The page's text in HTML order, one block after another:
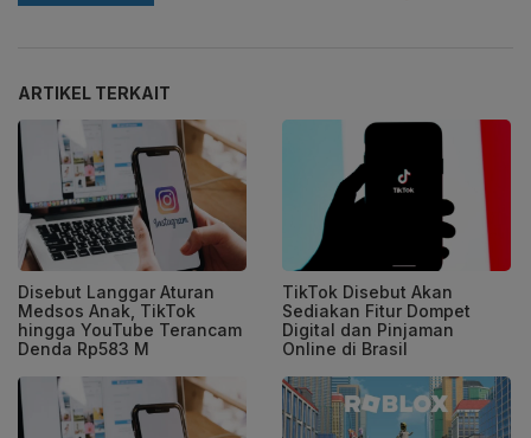
ARTIKEL TERKAIT
Disebut Langgar Aturan
Medsos Anak, TikTok
hingga YouTube Terancam
Denda Rp583 M
TikTok Disebut Akan
Sediakan Fitur Dompet
Digital dan Pinjaman
Online di Brasil